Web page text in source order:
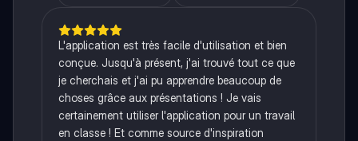
L'application est très facile d'utilisation et bien
conçue. Jusqu'à présent, j'ai trouvé tout ce que
je cherchais et j'ai pu apprendre beaucoup de
choses grâce aux présentations ! Je vais
certainement utiliser l'application pour un travail
en classe ! Et comme source d'inspiration